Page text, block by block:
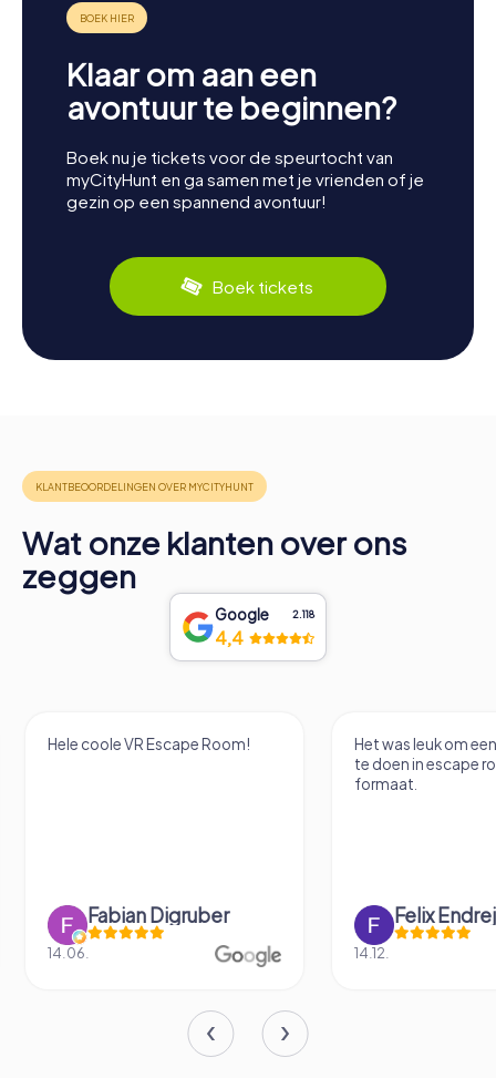
Klaar om aan een
avontuur te beginnen?
Boek nu je tickets voor de speurtocht van
myCityHunt en ga samen met je vrienden of je
gezin op een spannend avontuur!
Boek tickets
Wat onze klanten over ons
zeggen
Google 2.118
4,4
Het was leuk om een stadstour
Felix Endrejat
14.12.
Het was een
om een escape te
stad waar je bent
Denise Ro
10.11.